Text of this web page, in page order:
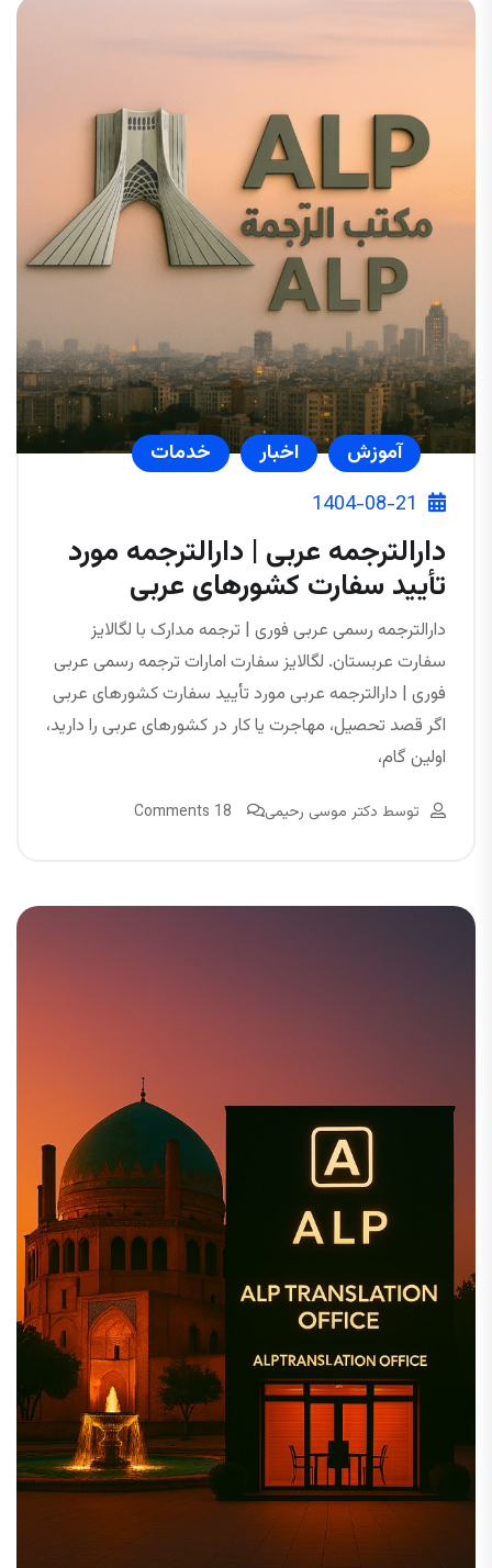
آموزش اخبار
خدمات
1404-08-21
دارالترجمه عربی | دارالترجمه مورد
تأیید سفارت کشورهای عربی
دارالترجمه رسمی عربی فوری | ترجمه مدارک با لگالایز
سفارت عربستان. لگالایز سفارت امارات ترجمه رسمی عربی
فوری | دارالترجمه عربی مورد تأیید سفارت کشورهای عربی
اگر قصد تحصیل، مهاجرت یا کار در کشورهای عربی را دارید،
اولین گام،
توسط دکتر موسی رحیمی 18 Comments